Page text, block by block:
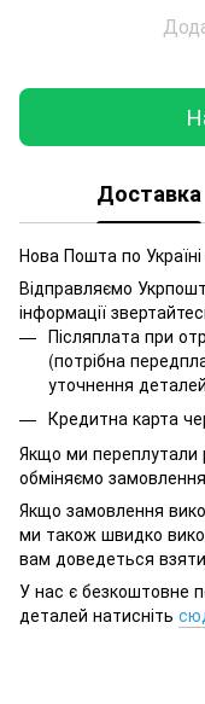
Доставка
Нова Пошта по
Відправляємо
інформації
Післяплата при
(потрібна
уточнення
Кредитна карта
Якщо ми переплутали
обміняємо
Якщо замовлення
ми також швидко
вам доведеться
У нас є безкоштовне
деталей натисніть